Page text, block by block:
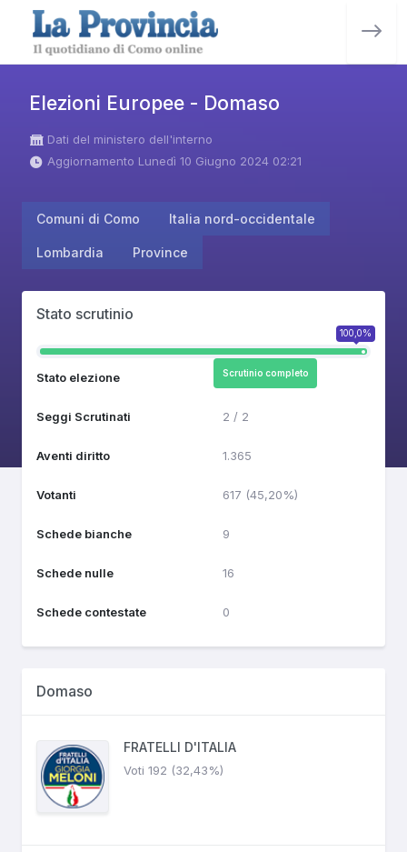
Elezioni Europee - Domaso
Dati del ministero dell'interno
Aggiornamento Lunedì 10 Giugno 2024 02:21
Comuni di Como Italia nord-occidentale
Lombardia Province
Stato scrutinio
100,0%
Stato elezione Scrutinio completo
Seggi Scrutinati 2 / 2
Aventi diritto 1.365
Votanti 617 (45,20%)
Schede bianche 9
Schede nulle 16
Schede contestate 0
Domaso
FRATELLI D'ITALIA
Voti 192 (32,43%)